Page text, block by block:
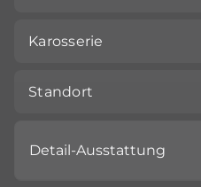
Karosserie
Standort
Detail-Ausstattung